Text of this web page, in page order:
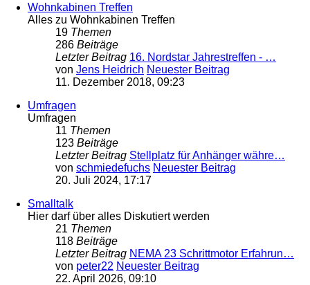
Wohnkabinen Treffen
Alles zu Wohnkabinen Treffen
19 Themen
286 Beiträge
Letzter Beitrag 16. Nordstar Jahrestreffen - …
von Jens Heidrich Neuester Beitrag
11. Dezember 2018, 09:23
Umfragen
Umfragen
11 Themen
123 Beiträge
Letzter Beitrag Stellplatz für Anhänger währe…
von schmiedefuchs Neuester Beitrag
20. Juli 2024, 17:17
Smalltalk
Hier darf über alles Diskutiert werden
21 Themen
118 Beiträge
Letzter Beitrag NEMA 23 Schrittmotor Erfahrun…
von peter22 Neuester Beitrag
22. April 2026, 09:10